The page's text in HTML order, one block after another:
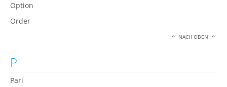
Option
Order
NACH OBEN
P
Pari